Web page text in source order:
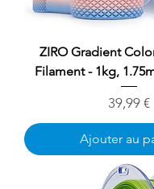
ZIRO Gradient
Filament - 1kg,
Prix
39,99 €
Ajouter au